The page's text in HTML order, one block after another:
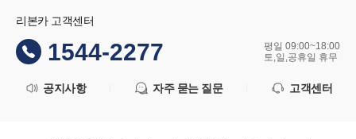
리본카 고객센터
1544-2277
평일 09:00~18:00
토,일,공휴일 휴무
공지사항 자주 묻는 질문 고객센터